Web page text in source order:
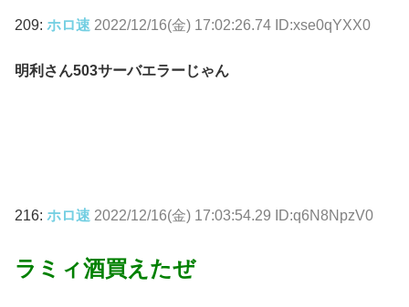
209: ホロ速 2022/12/16(金) 17:02:26.74 ID:xse0qYXX0
明利さん503サーバエラーじゃん
216: ホロ速 2022/12/16(金) 17:03:54.29 ID:q6N8NpzV0
ラミィ酒買えたぜ